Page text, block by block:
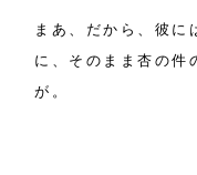
まあ、だから、彼に
に、そのまま杏の件
が。